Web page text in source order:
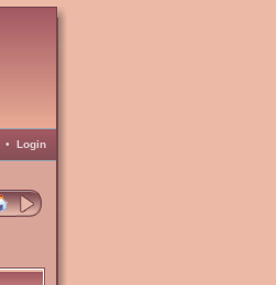
• Login